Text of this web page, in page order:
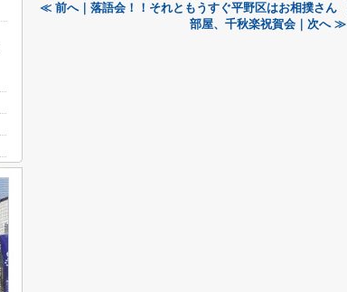
≪ 前へ｜落語会！！それともうすぐ平野区はお相撲さん
部屋、千秋楽祝賀会｜次へ ≫